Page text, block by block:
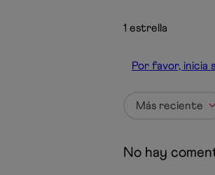
1 estrella
Por favor, inicia
Más reciente
No hay